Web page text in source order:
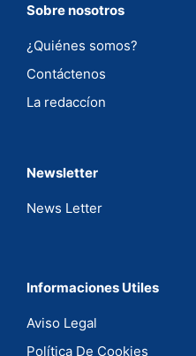
Sobre nosotros
¿Quiénes somos?
Contáctenos
La redaccíon
Newsletter
News Letter
Informaciones Utiles
Aviso Legal
Política De Cookies